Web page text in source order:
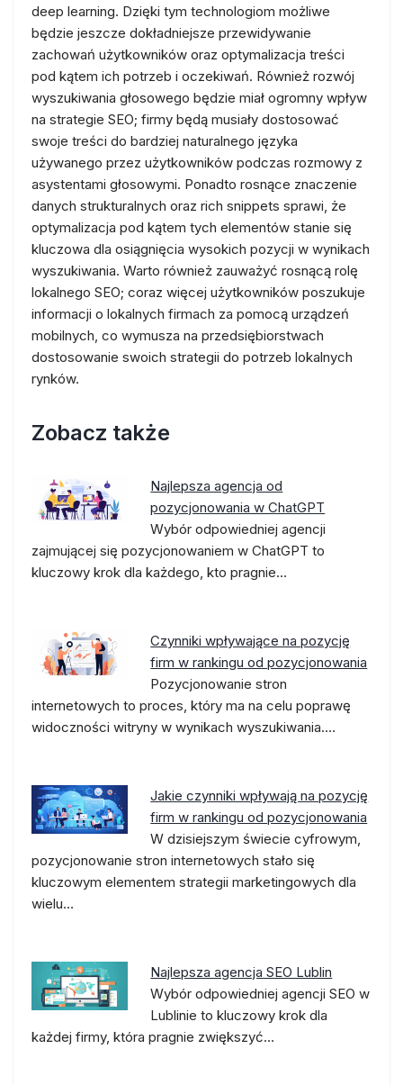
deep learning. Dzięki tym technologiom możliwe
będzie jeszcze dokładniejsze przewidywanie
zachowań użytkowników oraz optymalizacja treści
pod kątem ich potrzeb i oczekiwań. Również rozwój
wyszukiwania głosowego będzie miał ogromny wpływ
na strategie SEO; firmy będą musiały dostosować
swoje treści do bardziej naturalnego języka
używanego przez użytkowników podczas rozmowy z
asystentami głosowymi. Ponadto rosnące znaczenie
danych strukturalnych oraz rich snippets sprawi, że
optymalizacja pod kątem tych elementów stanie się
kluczowa dla osiągnięcia wysokich pozycji w wynikach
wyszukiwania. Warto również zauważyć rosnącą rolę
lokalnego SEO; coraz więcej użytkowników poszukuje
informacji o lokalnych firmach za pomocą urządzeń
mobilnych, co wymusza na przedsiębiorstwach
dostosowanie swoich strategii do potrzeb lokalnych
rynków.
Zobacz także
Najlepsza agencja od
pozycjonowania w ChatGPT
Wybór odpowiedniej agencji
zajmującej się pozycjonowaniem w ChatGPT to
kluczowy krok dla każdego, kto pragnie…
Czynniki wpływające na pozycję
firm w rankingu od pozycjonowania
Pozycjonowanie stron
internetowych to proces, który ma na celu poprawę
widoczności witryny w wynikach wyszukiwania.…
Jakie czynniki wpływają na pozycję
firm w rankingu od pozycjonowania
W dzisiejszym świecie cyfrowym,
pozycjonowanie stron internetowych stało się
kluczowym elementem strategii marketingowych dla
wielu…
Najlepsza agencja SEO Lublin
Wybór odpowiedniej agencji SEO w
Lublinie to kluczowy krok dla
każdej firmy, która pragnie zwiększyć…